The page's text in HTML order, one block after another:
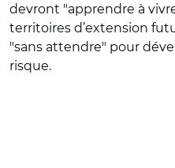
devront "apprendre à
territoires d’extension
"sans attendre" pour
risque.